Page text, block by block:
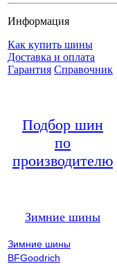
Информация
Как купить шины
Доставка и оплата
Гарантия Справочник
Подбор шин
по
производителю
Зимние шины
Зимние шины
BFGoodrich